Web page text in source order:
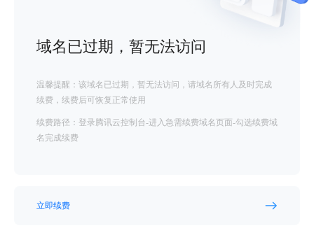
域名已过期，暂无法访问
温馨提醒：该域名已过期，暂无法访问，请域名所有人及时完成
续费，续费后可恢复正常使用
续费路径：登录腾讯云控制台-进入急需续费域名页面-勾选续费域
名完成续费
立即续费